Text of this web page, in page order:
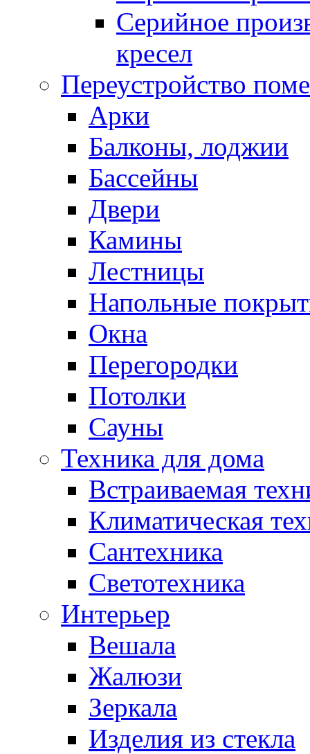
Серийное
кресел
Переустройство
Арки
Балконы, лоджии
Бассейны
Двери
Камины
Лестницы
Напольные
Окна
Перегородки
Потолки
Сауны
Техника для дома
Встраиваемая
Климатическая
Сантехника
Светотехника
Интерьер
Вешала
Жалюзи
Зеркала
Изделия из стекла